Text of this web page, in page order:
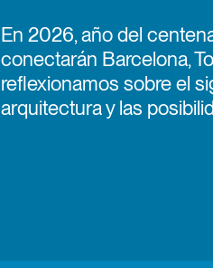
En 2026, año del
conectarán Barcelona,
reflexionamos sobre el
arquitectura y las